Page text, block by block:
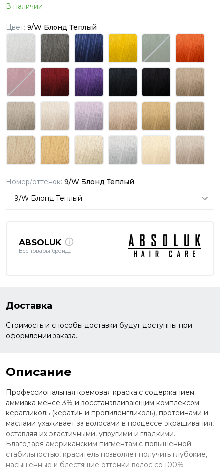
В наличии
Цвет: 9/W Блонд Теплый
Номер/оттенок: 9/W Блонд Теплый
ABSOLUK
Все товары бренда
Доставка
Стоимость и способы доставки будут доступны при
оформлении заказа.
Описание
Профессиональная кремовая краска с содержанием
аммиака менее 3% и восстанавливающим комплексом
керагликоль (кератин и пропиленгликоль), протеинами и
маслами ухаживает за волосами в процессе окрашивания,
оставляя их эластичными, упругими и гладкими.
Благодаря американским пигментам с повышенной
стабильностью, краситель позволяет получить глубокие,
насыщенные и блестящие оттенки волос со 100%